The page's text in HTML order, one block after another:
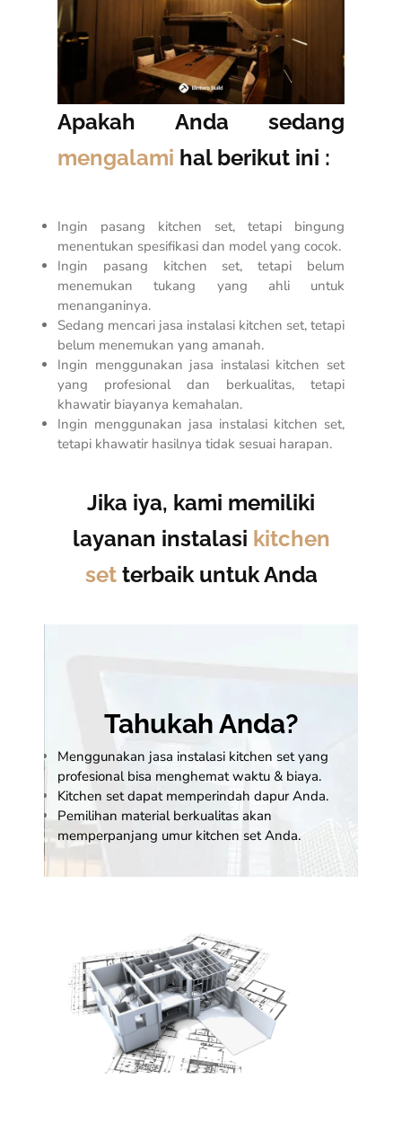
Apakah Anda sedang
mengalami hal berikut ini :
Ingin pasang kitchen set, tetapi bingung
menentukan spesifikasi dan model yang cocok.
Ingin pasang kitchen set, tetapi belum
menemukan tukang yang ahli untuk
menanganinya.
Sedang mencari jasa instalasi kitchen set, tetapi
belum menemukan yang amanah.
Ingin menggunakan jasa instalasi kitchen set
yang profesional dan berkualitas, tetapi
khawatir biayanya kemahalan.
Ingin menggunakan jasa instalasi kitchen set,
tetapi khawatir hasilnya tidak sesuai harapan.
Jika iya, kami memiliki
layanan instalasi kitchen
set terbaik untuk Anda
Tahukah Anda?
Menggunakan jasa instalasi kitchen setyang
profesional bisa menghemat waktu & biaya.
Kitchen set dapat memperindah dapur Anda.
Pemilihan material berkualitas akan
memperpanjang umur kitchen set Anda.